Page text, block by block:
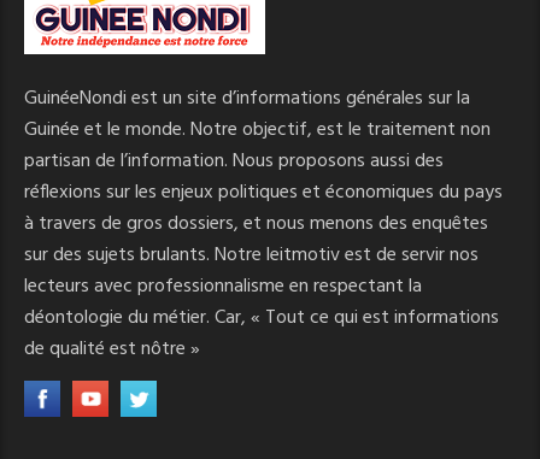
GuinéeNondi est un site d’informations générales sur la
Guinée et le monde. Notre objectif, est le traitement non
partisan de l’information. Nous proposons aussi des
réflexions sur les enjeux politiques et économiques du pays
à travers de gros dossiers, et nous menons des enquêtes
sur des sujets brulants. Notre leitmotiv est de servir nos
lecteurs avec professionnalisme en respectant la
déontologie du métier. Car, « Tout ce qui est informations
de qualité est nôtre »